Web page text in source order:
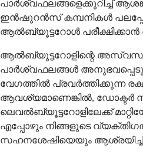
പാർശ്വഫലങ്ങളെക്കുറിച്ച്
ഇൻഷുറൻസ് കമ്പനികൾ
ആൽബ്യൂട്ടറോൾ
ആൽബ്യൂട്ടറോളിന്റെ
പാർശ്വഫലങ്ങൾ
വേഗത്തിൽ പ്രവർത്തിക്കുന്ന
ആവശ്യമാണെങ്കിൽ, ഡോക്ടർ
ലെവൽബ്യൂട്ടറോളിലേക്ക്
എപ്പോഴും നിങ്ങളുടെ
സഹനശേഷിയെയും